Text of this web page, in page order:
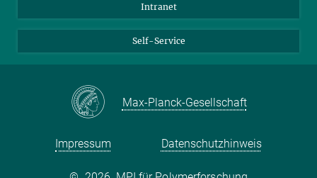
Intranet
Self-Service
Max-Planck-Gesellschaft
Impressum Datenschutzhinweis